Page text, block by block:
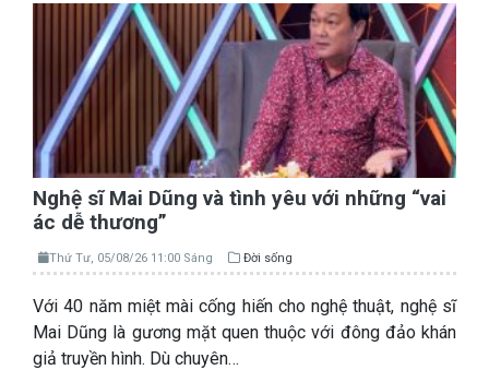
Nghệ sĩ Mai Dũng và tình yêu với những “vai
ác dễ thương”
Thứ Tư, 05/08/26 11:00 Sáng Đời sống
Với 40 năm miệt mài cống hiến cho nghệ thuật, nghệ sĩ
Mai Dũng là gương mặt quen thuộc với đông đảo khán
giả truyền hình. Dù chuyên…